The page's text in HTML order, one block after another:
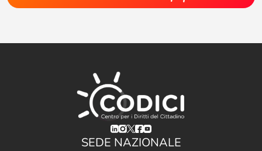
(opens in a new tab)
(opens in a new tab)
(opens in a new tab)
(opens in a new tab)
(opens in a new tab)
SEDE NAZIONALE